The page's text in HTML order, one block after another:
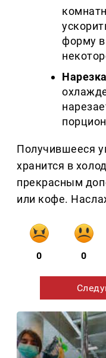
форму
Получившееся
хранится в
прекрасным
или кофе.
0 0